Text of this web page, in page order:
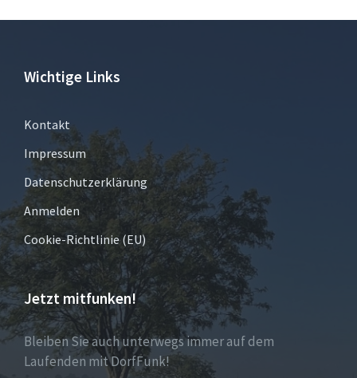
Wichtige Links
Kontakt
Impressum
Datenschutzerklärung
Anmelden
Cookie-Richtlinie (EU)
Jetzt mitfunken!
Bleiben Sie auch unterwegs immer auf dem
Laufenden mit DorfFunk!